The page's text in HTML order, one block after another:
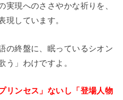
実現へのささやかな祈りを、
現しています。
の終盤に、眠っているシオン
う」わけですよ。
リンセス」ないし「登場人物